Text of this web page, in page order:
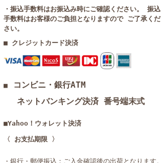
・振込手数料はお振込み時にご確認ください。 振込
手数料はお客様のご負担となりますので ご了承くだ
さい。
■ クレジットカード決済
■
コンビニ・銀行ATM
ネットバンキング決済 番号端末式
■Yahoo！ウォレット決済
〈 お支払期限 〉
・銀行・郵便振込：ご入金確認後の出荷となります。